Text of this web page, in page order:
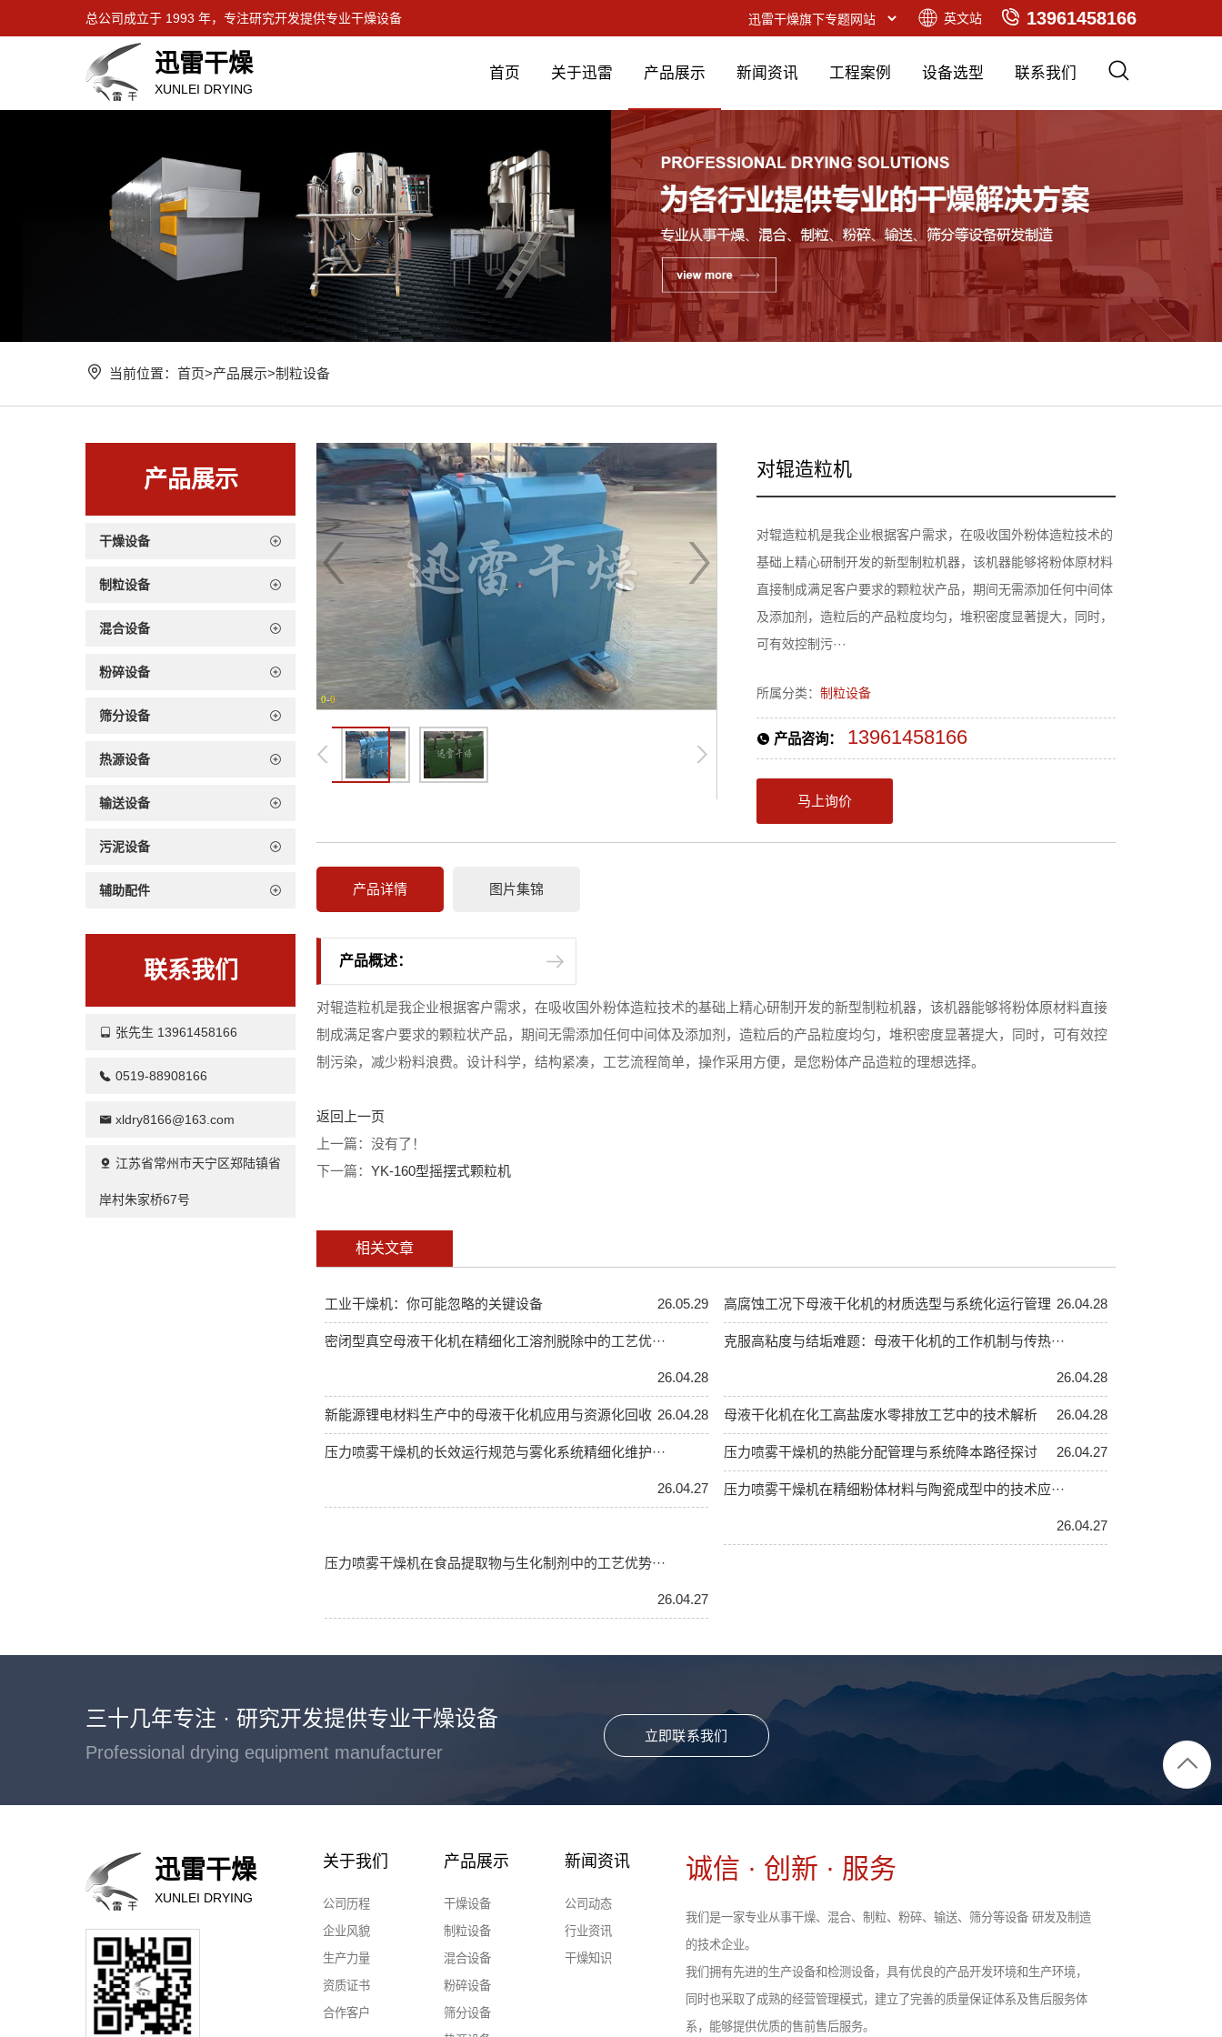
总公司成立于 1993 年，专注研究开发提供专业干燥设备 13961458166
英文站
迅雷干燥
XUNLEI DRYING
首页 关于迅雷 产品展示 新闻资讯 工程案例 设备选型 联系我们
当前位置：首页>产品展示>制粒设备
产品展示
干燥设备
制粒设备
混合设备
粉碎设备
筛分设备
热源设备
输送设备
污泥设备
辅助配件
联系我们
张先生 13961458166
0519-88908166
xldry8166@163.com
江苏省常州市天宁区郑陆镇省
岸村朱家桥67号
0-0
对辊造粒机
对辊造粒机是我企业根据客户需求，在吸收国外粉体造粒技术的
基础上精心研制开发的新型制粒机器，该机器能够将粉体原材料
直接制成满足客户要求的颗粒状产品，期间无需添加任何中间体
及添加剂，造粒后的产品粒度均匀，堆积密度显著提大，同时，
可有效控制污···
所属分类： 制粒设备
产品咨询： 13961458166
马上询价
产品详情 图片集锦
产品概述：
对辊造粒机是我企业根据客户需求，在吸收国外粉体造粒技术的基础上精心研制开发的新型制粒机器，该机器能够将粉体原材料直接
制成满足客户要求的颗粒状产品，期间无需添加任何中间体及添加剂，造粒后的产品粒度均匀，堆积密度显著提大，同时，可有效控
制污染，减少粉料浪费。设计科学，结构紧凑，工艺流程简单，操作采用方便，是您粉体产品造粒的理想选择。
返回上一页
上一篇：没有了！
下一篇：YK-160型摇摆式颗粒机
相关文章
工业干燥机：你可能忽略的关键设备 26.05.29 高腐蚀工况下母液干化机的材质选型与系统化运行管理 26.04.28
密闭型真空母液干化机在精细化工溶剂脱除中的工艺优···
26.04.28
克服高粘度与结垢难题：母液干化机的工作机制与传热···
26.04.28
新能源锂电材料生产中的母液干化机应用与资源化回收 26.04.28 母液干化机在化工高盐废水零排放工艺中的技术解析 26.04.28
压力喷雾干燥机的长效运行规范与雾化系统精细化维护···
26.04.27
压力喷雾干燥机的热能分配管理与系统降本路径探讨 26.04.27
压力喷雾干燥机在精细粉体材料与陶瓷成型中的技术应···
26.04.27
压力喷雾干燥机在食品提取物与生化制剂中的工艺优势···
26.04.27
三十几年专注 · 研究开发提供专业干燥设备
Professional drying equipment manufacturer
立即联系我们
迅雷干燥
XUNLEI DRYING
关于我们
公司历程
企业风貌
生产力量
资质证书
合作客户
产品展示
干燥设备
制粒设备
混合设备
粉碎设备
筛分设备
新闻资讯
公司动态
行业资讯
干燥知识
诚信 · 创新 · 服务
我们是一家专业从事干燥、混合、制粒、粉碎、输送、筛分等设备 研发及制造
的技术企业。
我们拥有先进的生产设备和检测设备，具有优良的产品开发环境和生产环境，
同时也采取了成熟的经营管理模式，建立了完善的质量保证体系及售后服务体
系，能够提供优质的售前售后服务。